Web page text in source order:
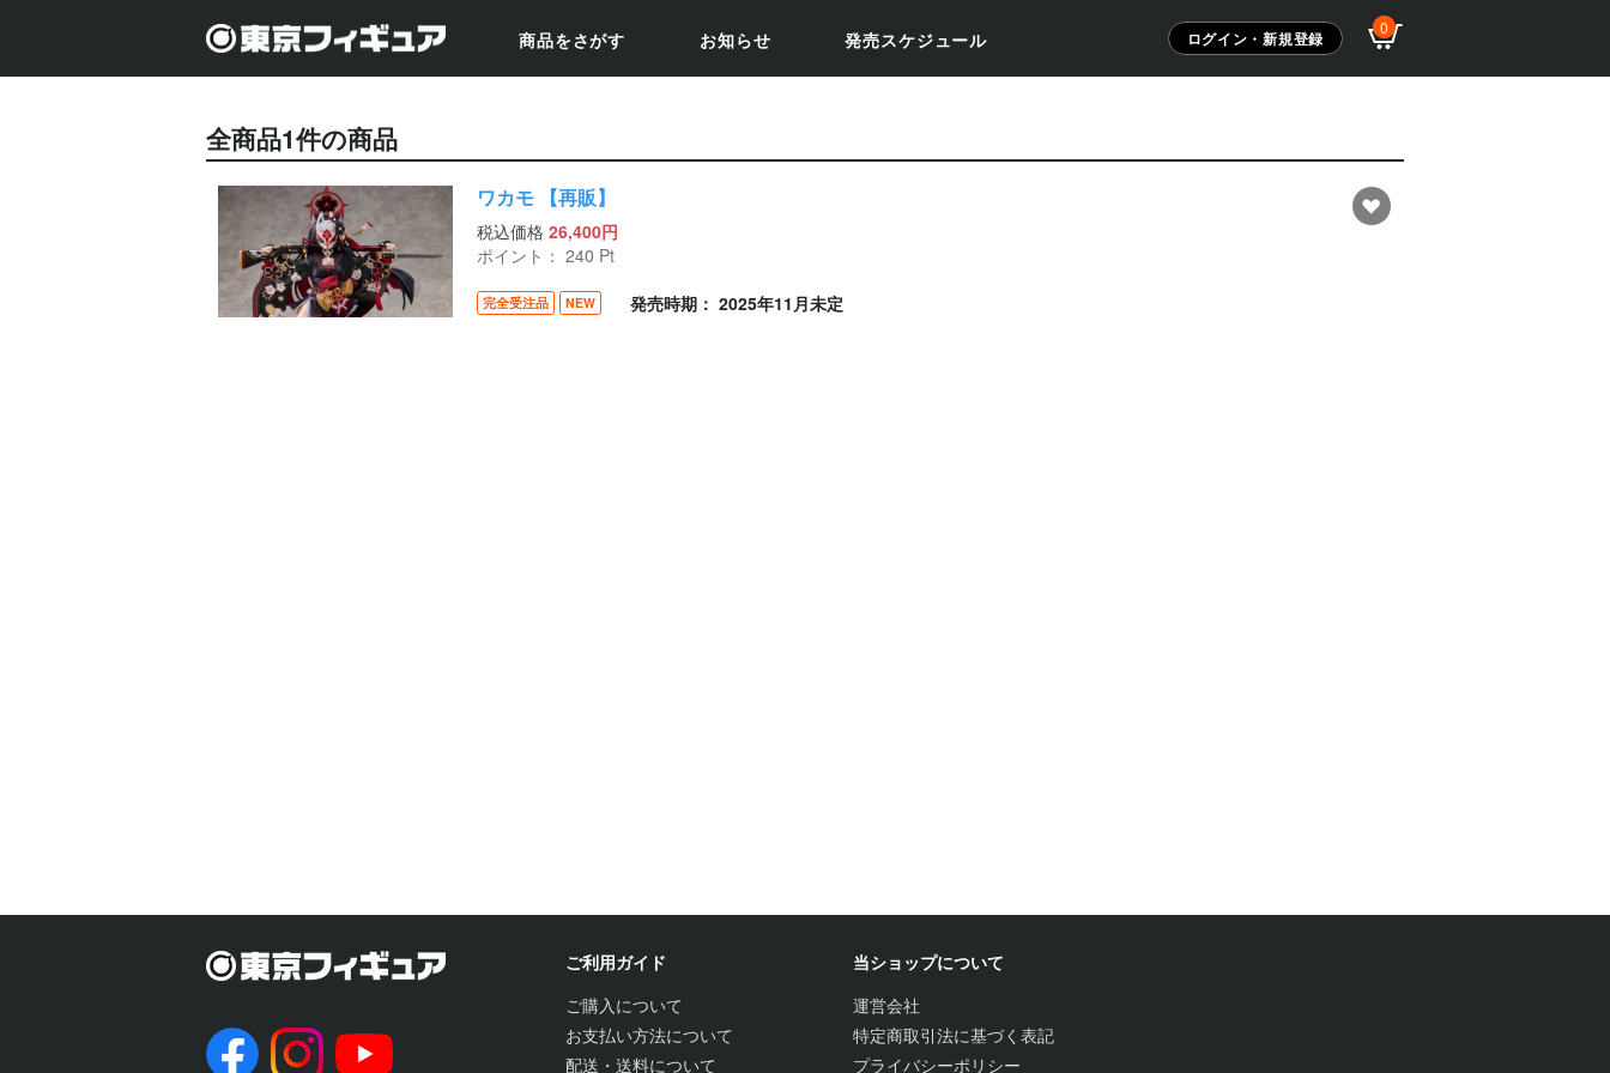
商品をさがす お知らせ 発売スケジュール ログイン・新規登録
0
全商品1件の商品
ワカモ 【再販】
税込価格 26,400円
ポイント： 240 Pt
完全受注品 NEW 発売時期： 2025年11月未定
ご利用ガイド
ご購入について
お支払い方法について
配送・送料について
当ショップについて
運営会社
特定商取引法に基づく表記
プライバシーポリシー